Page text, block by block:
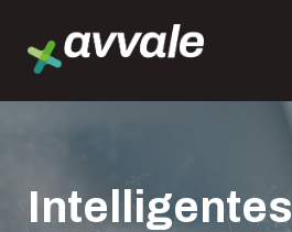
Intelligentes